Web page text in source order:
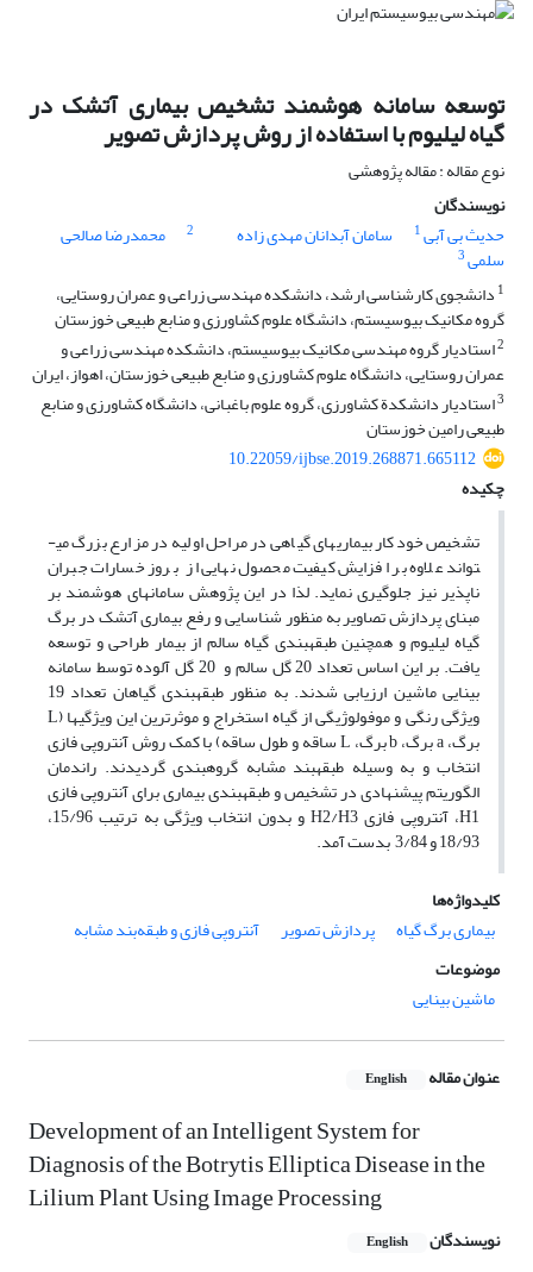
توسعه سامانه هوشمند تشخیص بیماری آتشک در
گیاه لیلیوم با استفاده از روش پردازش تصویر
نوع مقاله : مقاله پژوهشی
نویسندگان
حدیث بی آبی1 سامان آبدانان مهدی زاده 2 محمدرضا صالحی
سلمی3
1 دانشجوی کارشناسی ارشد، دانشکده مهندسی زراعی و عمران روستایی،
گروه مکانیک بیوسیستم، دانشگاه علوم کشاورزی و منابع طبیعی خوزستان
2استادیار گروه مهندسی مکانیک بیوسیستم، دانشکده مهندسی زراعی و
عمران روستایی، دانشگاه علوم کشاورزی و منابع طبیعی خوزستان، اهواز، ایران
3استادیار دانشکدة کشاورزی، گروه علوم باغبانی، دانشگاه کشاورزی و منابع
طبیعی رامین خوزستان
10.22059/ijbse.2019.268871.665112
چکیده
تشخیص خودکار بیماری­های گیاهی در مراحل اولیه در مزارع بزرگ می­
تواند علاوه بر افزایش کیفیت محصول نهایی از بروز خسارات جبران
ناپذیر نیز جلوگیری نماید. لذا در این پژوهش سامانه­ای هوشمند بر
مبنای پردازش تصاویر به منظور شناسایی و رفع بیماری آتشک در­ برگ
گیاه لیلیوم و همچنین طبقه­بندی گیاه سالم از بیمار طراحی و توسعه
یافت. بر این اساس تعداد 20 گل­ سالم و 20 گل آلوده توسط سامانه
بینایی ماشین ارزیابی شدند. به منظور طبقه­بندی گیاهان تعداد 19
ویژگی رنگی و موفولوژیگی از گیاه استخراج و موثرترین این ویژگی­ها (L
برگ، a برگ، b برگ، L ساقه و طول ساقه) با کمک روش آنتروپی فازی
انتخاب و به وسیله طبقه­بند مشابه گروه­بندی گردیدند. راندمان
الگوریتم پیشنهادی در تشخیص و طبقه­بندی بیماری برای آنتروپی فازی
H1، آنتروپی فازی H2/H3 و بدون انتخاب ویژگی به ترتیب 15/96،
18/93 و 3/84 بدست آمد.
کلیدواژه‌ها
بیماری برگ گیاه
پردازش تصویر
آنتروپی فازی و طبقه‌بند مشابه
موضوعات
ماشین بینایی
عنوان مقاله English
Development of an Intelligent System for
Diagnosis of the Botrytis Elliptica Disease in the
Lilium Plant Using Image Processing
نویسندگان English